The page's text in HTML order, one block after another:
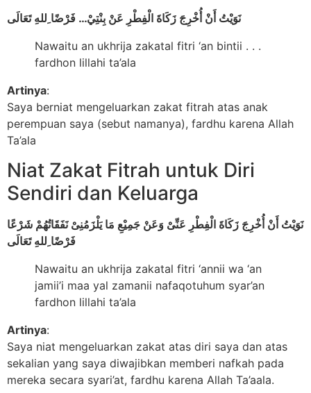
نَوَيْتُ أَنْ أُخْرِجَ زَكَاةَ الْفِطْرِ عَنْ بِنْتِيْ… فَرْضًا ِللهِ تَعَالَى
Nawaitu an ukhrija zakatal fitri ‘an bintii . . .
fardhon lillahi ta’ala
Artinya:
Saya berniat mengeluarkan zakat fitrah atas anak
perempuan saya (sebut namanya), fardhu karena Allah
Ta’ala
Niat Zakat Fitrah untuk Diri
Sendiri dan Keluarga
نَوَيْتُ أَنْ أُخْرِجَ زَكَاةَ الْفِطْرِ عَنِّىْ وَعَنْ جَمِيْعِ مَا يَلْزَمُنِىْ نَفَقَاتُهُمْ شَرْعًا
فَرْضًا ِللهِ تَعَالَى
Nawaitu an ukhrija zakatal fitri ‘annii wa ‘an
jamii’i maa yal zamanii nafaqotuhum syar’an
fardhon lillahi ta’ala
Artinya:
Saya niat mengeluarkan zakat atas diri saya dan atas
sekalian yang saya diwajibkan memberi nafkah pada
mereka secara syari’at, fardhu karena Allah Ta’aala.